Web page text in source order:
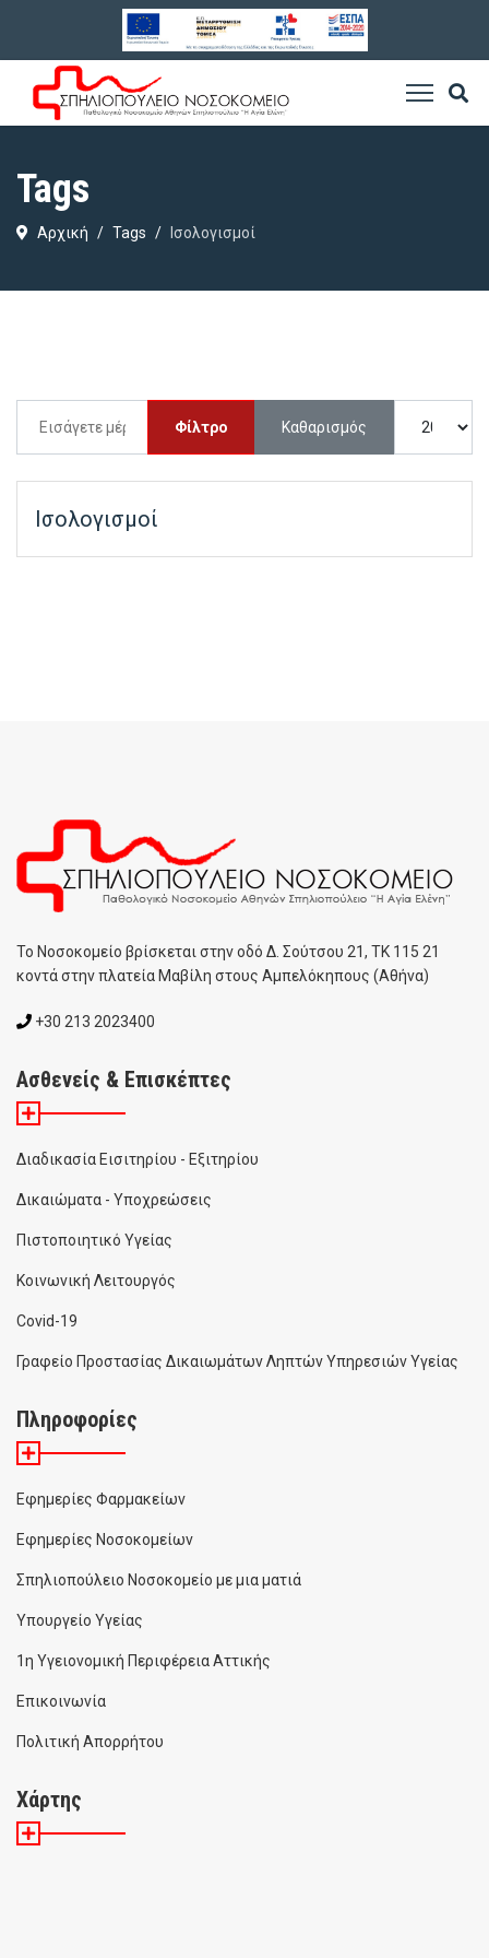
Tags
Αρχική Tags Ισολογισμοί
Φίλτρο
Καθαρισμός
Ισολογισμοί
To Noσοκομείο βρίσκεται στην οδό Δ. Σούτσου 21, ΤΚ 115 21
κοντά στην πλατεία Μαβίλη στους Αμπελόκηπους (Αθήνα)
+30 213 2023400
Ασθενείς & Επισκέπτες
Διαδικασία Εισιτηρίου - Εξιτηρίου
Δικαιώματα - Υποχρεώσεις
Πιστοποιητικό Υγείας
Κοινωνική Λειτουργός
Covid-19
Γραφείο Προστασίας Δικαιωμάτων Ληπτών Υπηρεσιών Υγείας
Πληροφορίες
Εφημερίες Φαρμακείων
Εφημερίες Νοσοκομείων
Σπηλιοπούλειο Νοσοκομείο με μια ματιά
Υπουργείο Υγείας
1η Υγειονομική Περιφέρεια Αττικής
Επικοινωνία
Πολιτική Απορρήτου
Χάρτης